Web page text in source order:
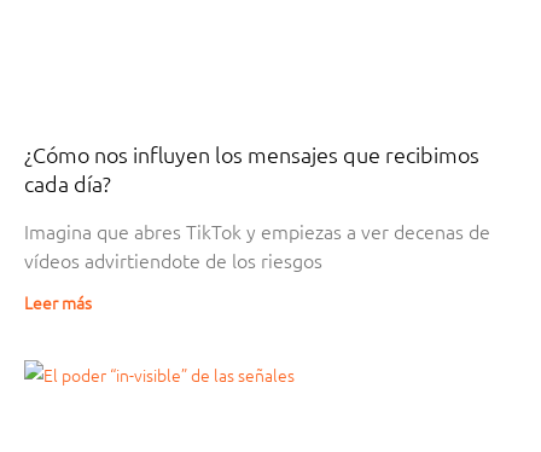
¿Cómo nos influyen los mensajes que recibimos
cada día?
Imagina que abres TikTok y empiezas a ver decenas de
vídeos advirtiendote de los riesgos
Leer más